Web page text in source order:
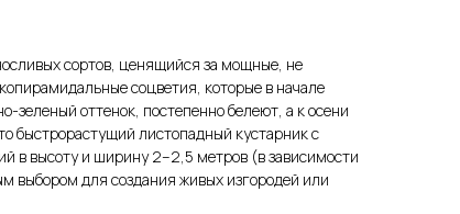
сортов, ценящийся за мощные, не
соцветия, которые в начале
оттенок, постепенно белеют, а к осени
быстрорастущий листопадный кустарник с
в высоту и ширину 2–2,5 метров (в зависимости
выбором для создания живых изгородей или